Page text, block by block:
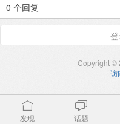
0 个回复
Copyright ©
访
发现 话题